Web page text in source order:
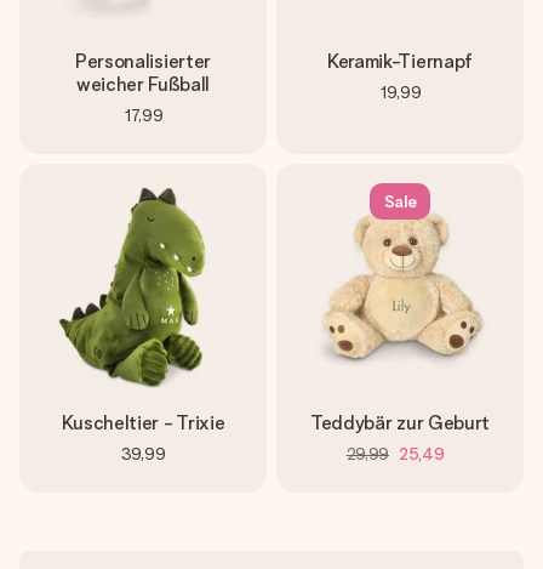
Personalisierter
weicher Fußball
17,99
Keramik-Tiernapf
19,99
Kuscheltier - Trixie
39,99
Sale
Teddybär zur Geburt
29,99 25,49